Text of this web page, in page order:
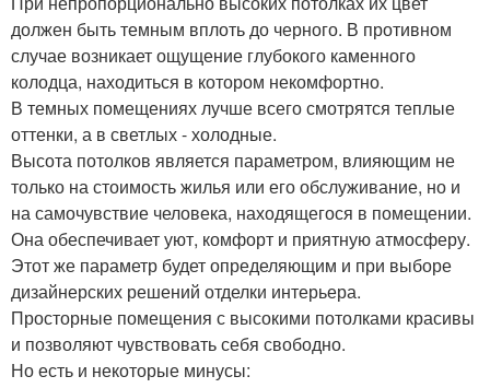
должен быть темным вплоть до черного. В противном
случае возникает ощущение глубокого каменного
колодца, находиться в котором некомфортно.
В темных помещениях лучше всего смотрятся теплые
оттенки, а в светлых - холодные.
Высота потолков является параметром, влияющим не
только на стоимость жилья или его обслуживание, но и
на самочувствие человека, находящегося в помещении.
Она обеспечивает уют, комфорт и приятную атмосферу.
Этот же параметр будет определяющим и при выборе
дизайнерских решений отделки интерьера.
Просторные помещения с высокими потолками красивы
и позволяют чувствовать себя свободно.
Но есть и некоторые минусы: